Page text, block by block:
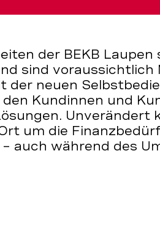
der BEKB
sind
der neuen
Kundinnen und
Unverändert
um die
auch während des